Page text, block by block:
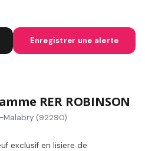
Enregistrer une alerte
RER ROBINSON
Malabry (92290)
exclusif en lisiere de